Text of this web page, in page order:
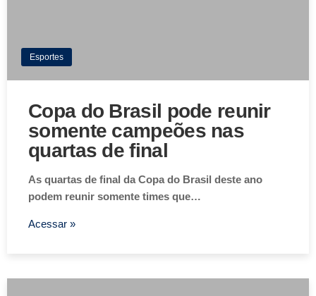
Esportes
Copa do Brasil pode reunir
somente campeões nas
quartas de final
As quartas de final da Copa do Brasil deste ano
podem reunir somente times que…
Acessar »